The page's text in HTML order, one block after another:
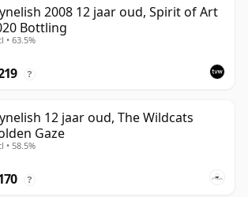
2008 12 jaar oud, Spirit of Art
Bottling
• 63.5%
?
12 jaar oud, The Wildcats
Gaze
• 58.5%
?